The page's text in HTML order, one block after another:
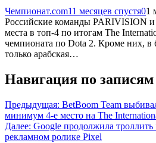
Чемпионат.com11 месяцев спустя01
Российские команды PARIVISION и
места в топ-4 по итогам The
чемпионата по Dota 2. Кроме них, в
только арабская…
Навигация по записям
Предыдущая: BetBoom Team
минимум 4-е место на The
Далее: Google продолжила
рекламном ролике Pixel